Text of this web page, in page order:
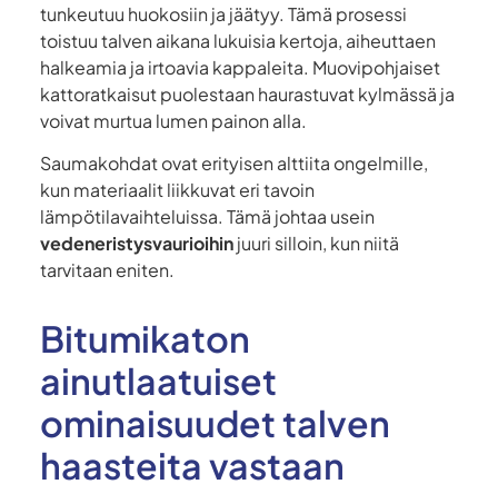
tunkeutuu huokosiin ja jäätyy. Tämä prosessi
toistuu talven aikana lukuisia kertoja, aiheuttaen
halkeamia ja irtoavia kappaleita. Muovipohjaiset
kattoratkaisut puolestaan haurastuvat kylmässä ja
voivat murtua lumen painon alla.
Saumakohdat ovat erityisen alttiita ongelmille,
kun materiaalit liikkuvat eri tavoin
lämpötilavaihteluissa. Tämä johtaa usein
vedeneristysvaurioihinjuuri silloin, kun niitä
tarvitaan eniten.
Bitumikaton
ainutlaatuiset
ominaisuudet talven
haasteita vastaan